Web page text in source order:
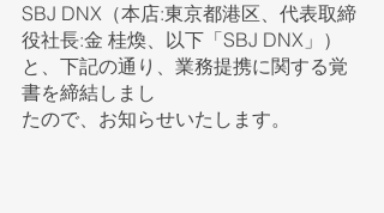
SBJ DNX（本店:東京都港区、代表取締
役社長:金 桂煥、以下「SBJ DNX」）
と、下記の通り、業務提携に関する覚
書を締結しまし
たので、お知らせいたします。